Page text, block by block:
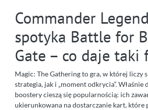
Commander
spotyka Battle for
Gate – co daje taki
Magic: The Gathering to gra, w której liczy
strategia, jak i „moment odkrycia”. Właśnie
boostery cieszą się popularnością: ich
ukierunkowana na dostarczanie kart, które